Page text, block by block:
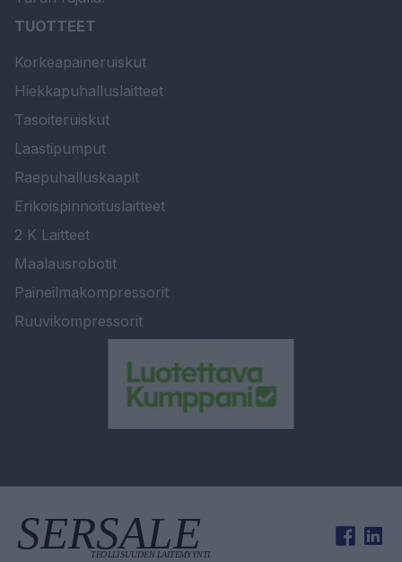
TUOTTEET
Korkeapaineruiskut
Hiekkapuhalluslaitteet
Tasoiteruiskut
Laastipumput
Raepuhalluskaapit
Erikoispinnoituslaitteet
2 K Laitteet
Maalausrobotit
Paineilmakompressorit
Ruuvikompressorit